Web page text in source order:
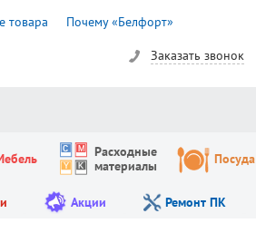
товара Почему «Белфорт»
Заказать звонок
Расходные
материалы
Посуда
Акции Ремонт ПК